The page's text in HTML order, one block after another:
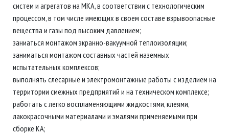
систем и агрегатов на МКА, в соответствии с технологическим
процессом, в том числе имеющих в своем составе взрывоопасные
вещества и газы под высоким давлением;
заниаться монтажом экранно-вакуумной теплоизоляции;
заниматься монтажом составных частей наземных
испытательных комплексов;
выполнять слесарные и электромонтажные работы с изделием на
территории смежных предприятий и на техническом комплексе;
работать с легко воспламеняющими жидкостями, клеями,
лакокрасочными материалами и эмалями применяемыми при
сборке КА;